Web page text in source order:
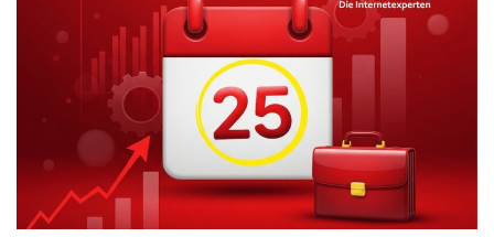
International durchstarten – mit dem
neuen Triple-Bachelor-Programm
Wirtschaftswissenschaften
Ein Meilenstein der internationalen Mobilität an
derUniversität Hohenheimist das neue Triple-